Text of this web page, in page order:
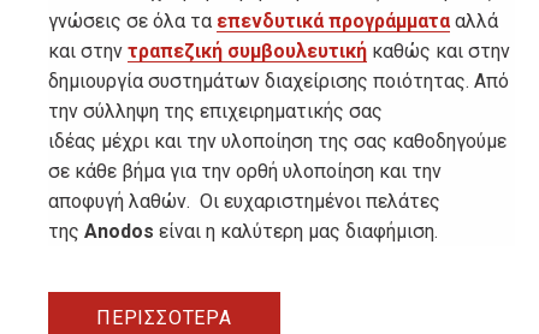
γνώσεις σε όλα τα επενδυτικά προγράμματα αλλά
και στην τραπεζική συμβουλευτική καθώς και στην
δημιουργία συστημάτων διαχείρισης ποιότητας. Από
την σύλληψη της επιχειρηματικής σας
ιδέας μέχρι και την υλοποίηση της σας καθοδηγούμε
σε κάθε βήμα για την ορθή υλοποίηση και την
αποφυγή λαθών. Οι ευχαριστημένοι πελάτες
της Anodos είναι η καλύτερη μας διαφήμιση.
ΠΕΡΙΣΣΟΤΕΡΑ